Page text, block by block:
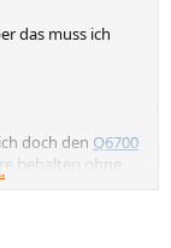
das muss ich
doch den Q6700
behalten ohne
8MB L2